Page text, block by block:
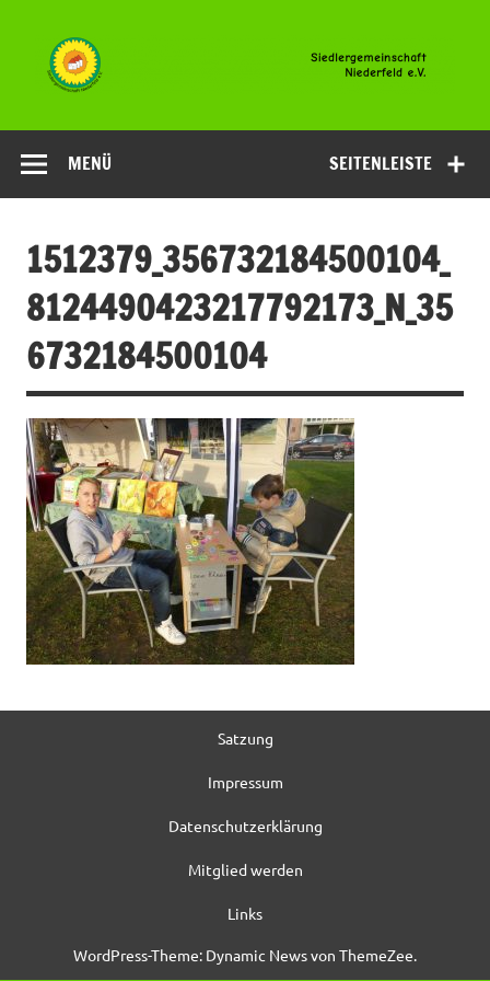
springen
Niederfeld
SEITENLEISTE
MENÜ
1512379_356732184500104_
8124490423217792173_N_35
6732184500104
Satzung
Impressum
Datenschutzerklärung
Mitglied werden
Links
WordPress-Theme: Dynamic News von ThemeZee.